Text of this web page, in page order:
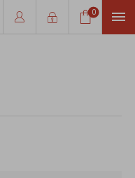
  0
